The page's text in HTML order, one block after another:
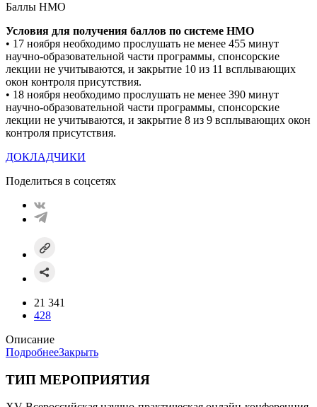
Баллы НМО
Условия для получения баллов по системе НМO
• 17 ноября необходимо прослушать не менее 455 минут
научно-образовательной части программы, спонсорские
лекции не учитываются, и закрытие 10 из 11 всплывающих
окон контроля присутствия.
• 18 ноября необходимо прослушать не менее 390 минут
научно-образовательной части программы, спонсорские
лекции не учитываются, и закрытие 8 из 9 всплывающих окон
контроля присутствия.
ДОКЛАДЧИКИ
Поделиться в соцсетях
21 341
428
Описание
ПодробнееЗакрыть
ТИП МЕРОПРИЯТИЯ